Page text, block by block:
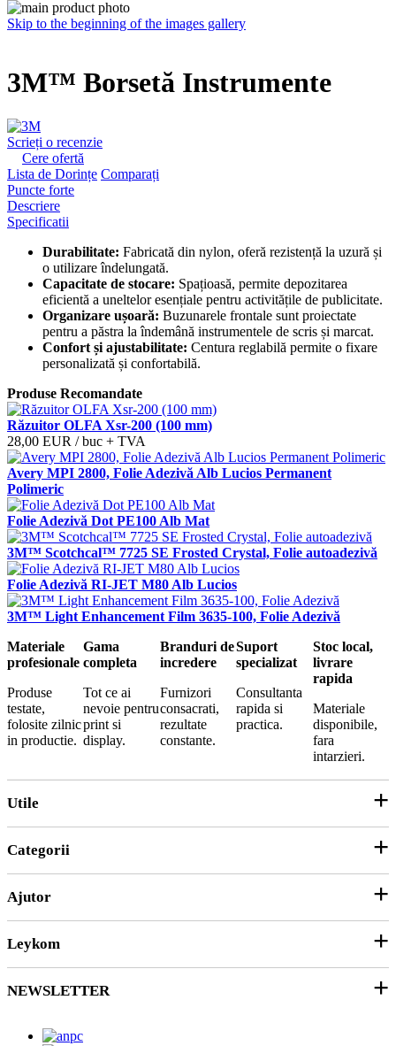
Skip to the beginning of the images gallery
3M™ Borsetă Instrumente
Scrieți o recenzie
Cere ofertă
Lista de Dorințe Comparați
Puncte forte
Descriere
Specificatii
Durabilitate: Fabricată din nylon, oferă rezistență la uzură și
o utilizare îndelungată.
Capacitate de stocare: Spațioasă, permite depozitarea
eficientă a uneltelor esențiale pentru activitățile de publicitate.
Organizare ușoară: Buzunarele frontale sunt proiectate
pentru a păstra la îndemână instrumentele de scris și marcat.
Confort și ajustabilitate: Centura reglabilă permite o fixare
personalizată și confortabilă.
Produse Recomandate
Răzuitor OLFA Xsr-200 (100 mm)
28,00 EUR / buc + TVA
Avery MPI 2800, Folie Adezivă Alb Lucios Permanent
Polimeric
Folie Adezivă Dot PE100 Alb Mat
3M™ Scotchcal™ 7725 SE Frosted Crystal, Folie autoadezivă
Folie Adezivă RI-JET M80 Alb Lucios
3M™ Light Enhancement Film 3635-100, Folie Adezivă
Materiale
profesionale
Produse
testate,
folosite zilnic
in productie.
Gama
completa
Tot ce ai
nevoie pentru
print si
display.
Branduri de
incredere
Furnizori
consacrati,
rezultate
constante.
Suport
specializat
Consultanta
rapida si
practica.
Stoc local,
livrare
rapida
Materiale
disponibile,
fara
intarzieri.
Utile
Parteneri
Categorii
Echipamente și Consumabile
Ambalare
Ajutor
Contact
Leykom
Despre noi
NEWSLETTER